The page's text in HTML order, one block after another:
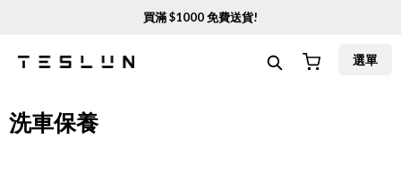
買滿 $1000免費送貨!
選單
洗車保養